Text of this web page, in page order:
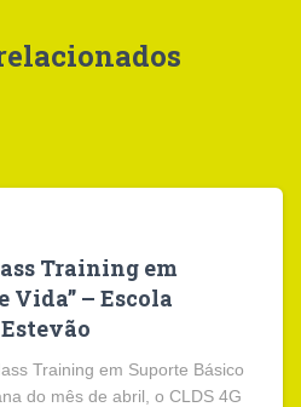
Training em
Vida” – Escola
Training em Suporte Básico
do mês de abril, o CLDS 4G